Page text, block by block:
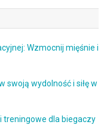
Wzmocnij mięśnie i
swoją wydolność i siłę w
treningowe dla biegaczy